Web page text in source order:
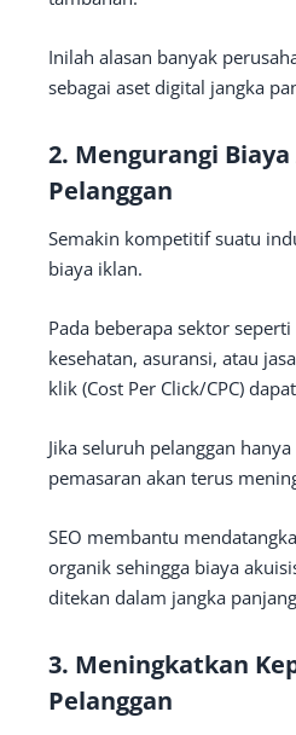
Inilah alasan banyak
sebagai aset digital jangka
2. Mengurangi
Pelanggan
Semakin kompetitif suatu
biaya iklan.
Pada beberapa sektor
kesehatan, asuransi, atau
klik (Cost Per Click/CPC)
Jika seluruh pelanggan
pemasaran akan terus
SEO membantu
organik sehingga biaya
ditekan dalam jangka
3. Meningkatkan
Pelanggan